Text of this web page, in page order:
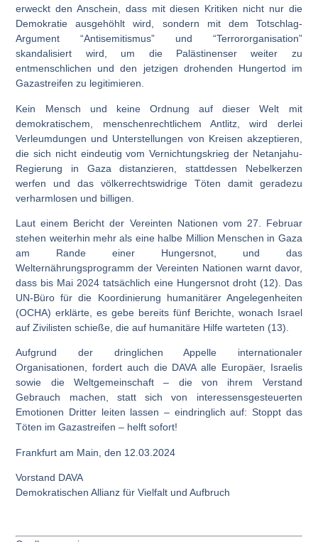
erweckt den Anschein, dass mit diesen Kritiken nicht nur die
Demokratie ausgehöhlt wird, sondern mit dem Totschlag-
Argument “Antisemitismus” und “Terrororganisation”
skandalisiert wird, um die Palästinenser weiter zu
entmenschlichen und den jetzigen drohenden Hungertod im
Gazastreifen zu legitimieren.
Kein Mensch und keine Ordnung auf dieser Welt mit
demokratischem, menschenrechtlichem Antlitz, wird derlei
Verleumdungen und Unterstellungen von Kreisen akzeptieren,
die sich nicht eindeutig vom Vernichtungskrieg der Netanjahu-
Regierung in Gaza distanzieren, stattdessen Nebelkerzen
werfen und das völkerrechtswidrige Töten damit geradezu
verharmlosen und billigen.
Laut einem Bericht der Vereinten Nationen vom 27. Februar
stehen weiterhin mehr als eine halbe Million Menschen in Gaza
am Rande einer Hungersnot, und das
Welternährungsprogramm der Vereinten Nationen warnt davor,
dass bis Mai 2024 tatsächlich eine Hungersnot droht (12). Das
UN-Büro für die Koordinierung humanitärer Angelegenheiten
(OCHA) erklärte, es gebe bereits fünf Berichte, wonach Israel
auf Zivilisten schieße, die auf humanitäre Hilfe warteten (13).
Aufgrund der dringlichen Appelle internationaler
Organisationen, fordert auch die DAVA alle Europäer, Israelis
sowie die Weltgemeinschaft – die von ihrem Verstand
Gebrauch machen, statt sich von interessensgesteuerten
Emotionen Dritter leiten lassen – eindringlich auf: Stoppt das
Töten im Gazastreifen – helft sofort!
Frankfurt am Main, den 12.03.2024
Vorstand DAVA
Demokratischen Allianz für Vielfalt und Aufbruch